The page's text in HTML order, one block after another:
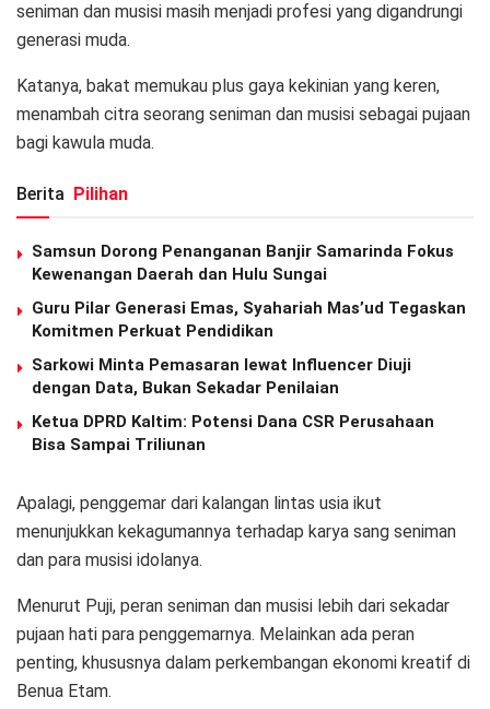
seniman dan musisi masih menjadi profesi yang digandrungi
generasi muda.
Katanya, bakat memukau plus gaya kekinian yang keren,
menambah citra seorang seniman dan musisi sebagai pujaan
bagi kawula muda.
Berita Pilihan
Samsun Dorong Penanganan Banjir Samarinda Fokus
Kewenangan Daerah dan Hulu Sungai
Guru Pilar Generasi Emas, Syahariah Mas’ud Tegaskan
Komitmen Perkuat Pendidikan
Sarkowi Minta Pemasaran lewat Influencer Diuji
dengan Data, Bukan Sekadar Penilaian
Ketua DPRD Kaltim: Potensi Dana CSR Perusahaan
Bisa Sampai Triliunan
Apalagi, penggemar dari kalangan lintas usia ikut
menunjukkan kekagumannya terhadap karya sang seniman
dan para musisi idolanya.
Menurut Puji, peran seniman dan musisi lebih dari sekadar
pujaan hati para penggemarnya. Melainkan ada peran
penting, khususnya dalam perkembangan ekonomi kreatif di
Benua Etam.